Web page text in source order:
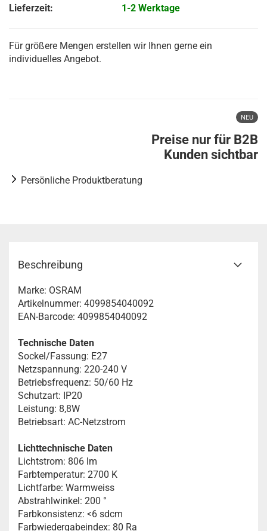
Lieferzeit:
1-2 Werktage
Für größere Mengen erstellen wir Ihnen gerne ein
individuelles Angebot.
NEU
Preise nur für B2B
Kunden sichtbar
Persönliche Produktberatung
Beschreibung
Marke: OSRAM
Artikelnummer: 4099854040092
EAN-Barcode: 4099854040092
Technische Daten
Sockel/Fassung: E27
Netzspannung: 220-240 V
Betriebsfrequenz: 50/60 Hz
Schutzart: IP20
Leistung: 8,8W
Betriebsart: AC-Netzstrom
Lichttechnische Daten
Lichtstrom: 806 lm
Farbtemperatur: 2700 K
Lichtfarbe: Warmweiss
Abstrahlwinkel: 200 °
Farbkonsistenz: <6 sdcm
Farbwiedergabeindex: 80 Ra